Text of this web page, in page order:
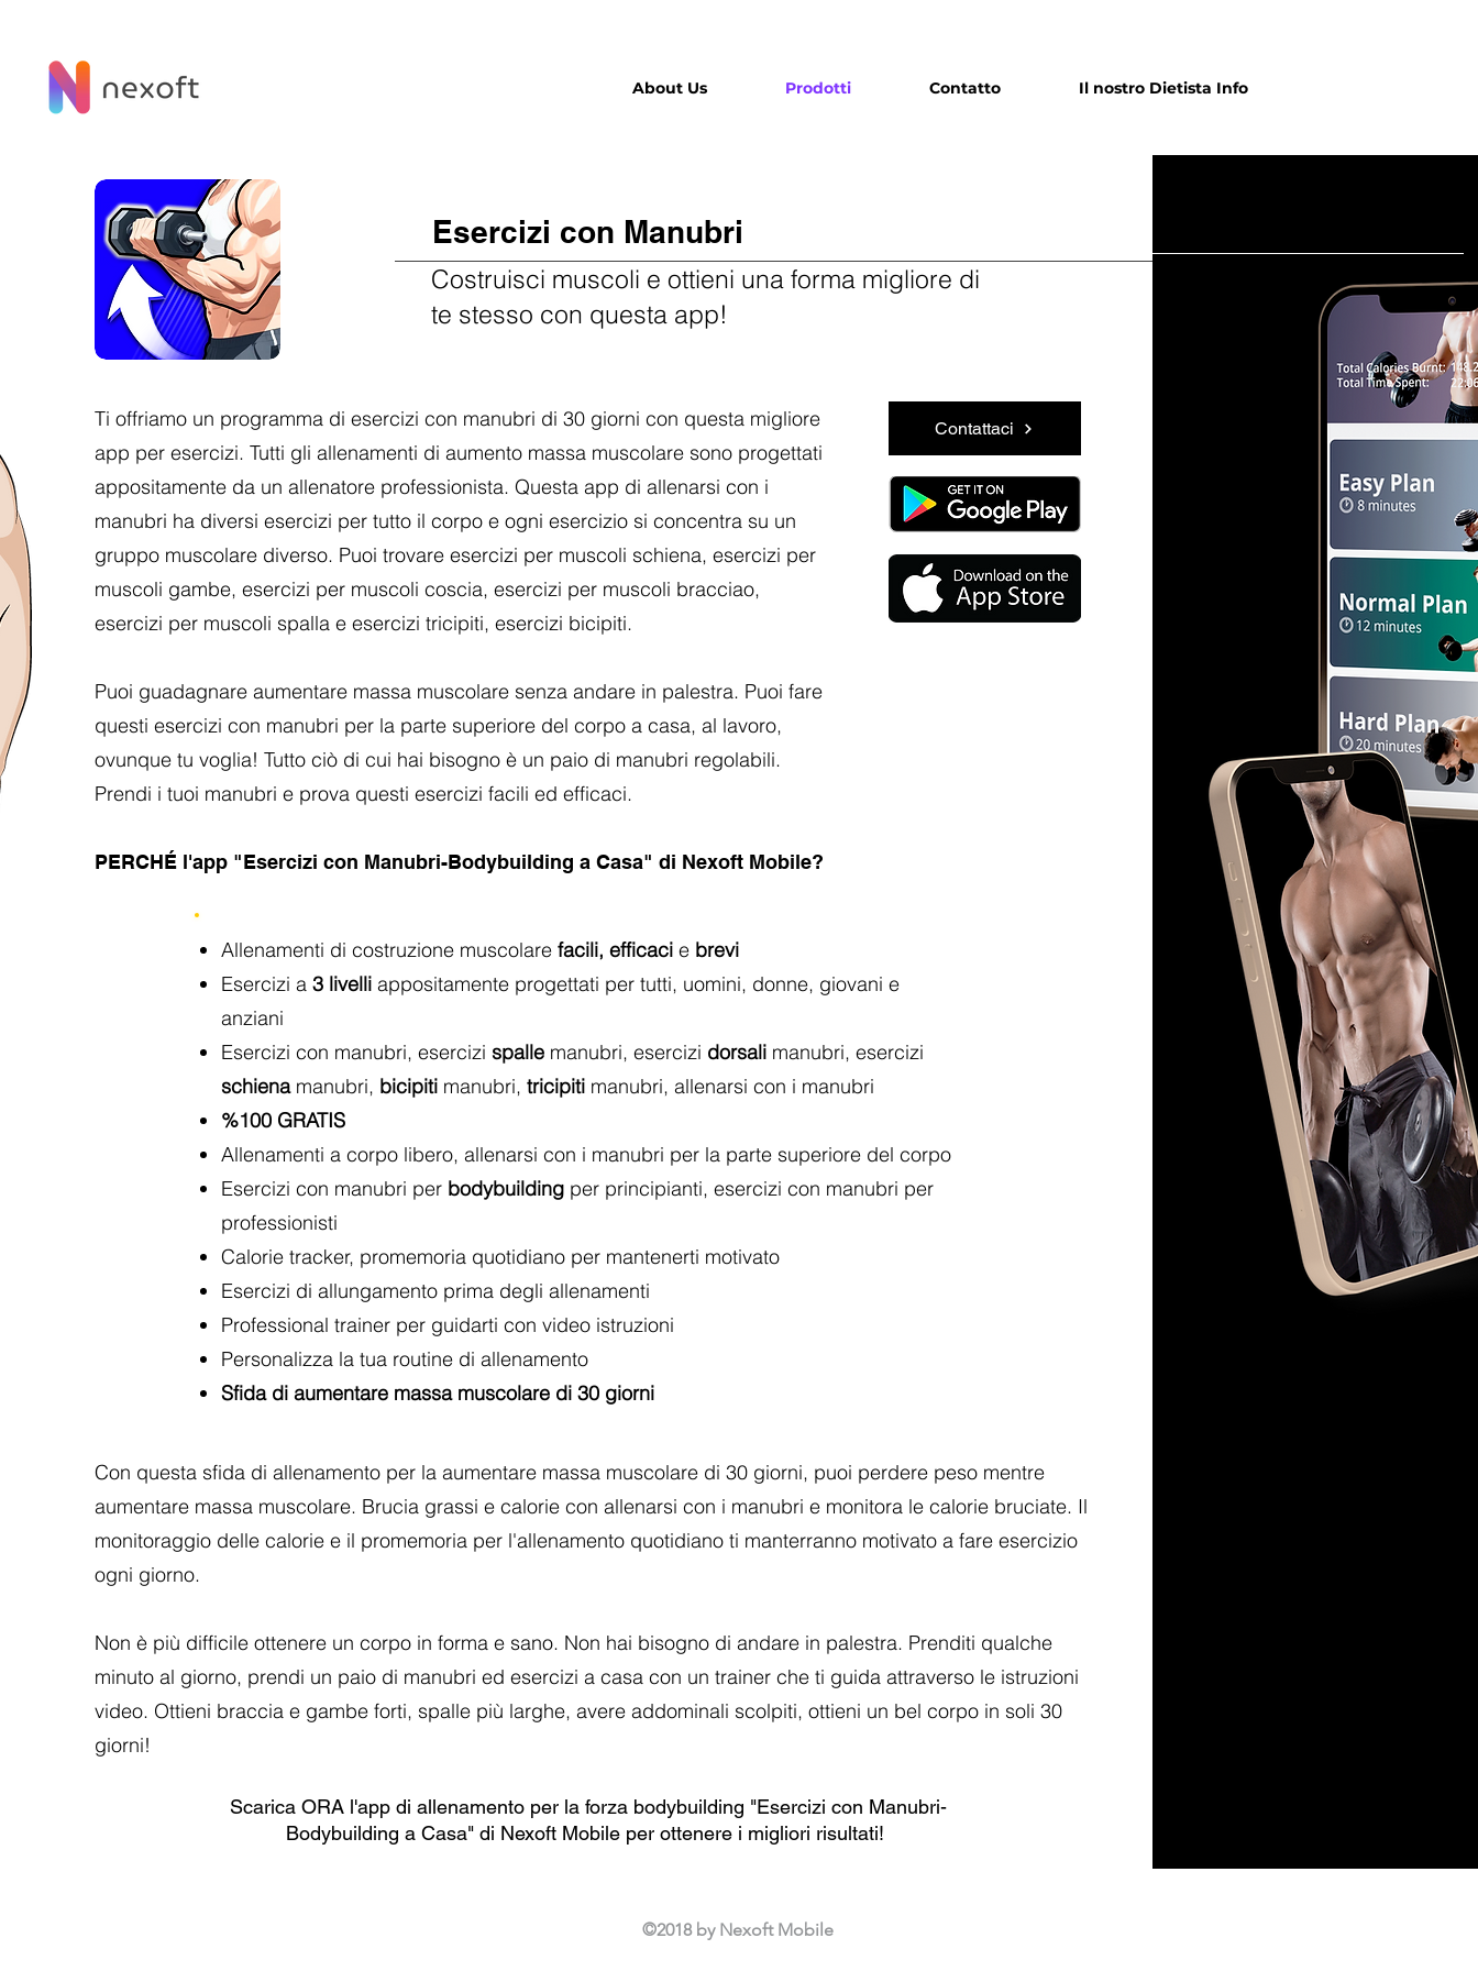
About Us Prodotti Contatto Il nostro Dietista Info
Esercizi con Manubri
Costruisci muscoli e ottieni una forma migliore di
te stesso con questa app!
Ti offriamo un programma di esercizi con manubri di 30 giorni con questa migliore
app per esercizi. Tutti gli allenamenti di aumento massa muscolare sono progettati
appositamente da un allenatore professionista. Questa app di allenarsi con i
manubri ha diversi esercizi per tutto il corpo e ogni esercizio si concentra su un
gruppo muscolare diverso. Puoi trovare esercizi per muscoli schiena, esercizi per
muscoli gambe, esercizi per muscoli coscia, esercizi per muscoli bracciao,
esercizi per muscoli spalla e esercizi tricipiti, esercizi bicipiti.
Puoi guadagnare aumentare massa muscolare senza andare in palestra. Puoi fare
questi esercizi con manubri per la parte superiore del corpo a casa, al lavoro,
ovunque tu voglia! Tutto ciò di cui hai bisogno è un paio di manubri regolabili.
Prendi i tuoi manubri e prova questi esercizi facili ed efficaci.
PERCHÉ l'app "Esercizi con Manubri-Bodybuilding a Casa" di Nexoft Mobile?
Contattaci
Allenamenti di costruzione muscolare facili, efficaci ebrevi
Esercizi a 3 livelliappositamente progettati per tutti, uomini, donne, giovani e
anziani
Esercizi con manubri, esercizi spallemanubri, esercizi dorsali manubri, esercizi
schiena manubri, bicipiti manubri, tricipiti manubri, allenarsi con i manubri
%100 GRATIS
Allenamenti a corpo libero, allenarsi con i manubri per la parte superiore del corpo
Esercizi con manubri per bodybuilding per principianti, esercizi con manubri per
professionisti
Calorie tracker, promemoria quotidiano per mantenerti motivato
Esercizi di allungamento prima degli allenamenti
Professional trainer per guidarti con video istruzioni
Personalizza la tua routine di allenamento
Sfida di aumentare massa muscolare di 30 giorni​
Con questa sfida di allenamento per la aumentare massa muscolare di 30 giorni, puoi perdere peso mentre
aumentare massa muscolare. Brucia grassi e calorie con allenarsi con i manubri e monitora le calorie bruciate. Il
monitoraggio delle calorie e il promemoria per l'allenamento quotidiano ti manterranno motivato a fare esercizio
ogni giorno.
Non è più difficile ottenere un corpo in forma e sano. Non hai bisogno di andare in palestra. Prenditi qualche
minuto al giorno, prendi un paio di manubri ed esercizi a casa con un trainer che ti guida attraverso le istruzioni
video. Ottieni braccia e gambe forti, spalle più larghe, avere addominali scolpiti, ottieni un bel corpo in soli 30
giorni!
Scarica ORA l'app di allenamento per la forza bodybuilding "Esercizi con Manubri-
Bodybuilding a Casa" di Nexoft Mobile per ottenere i migliori risultati!
©2018 by Nexoft Mobile